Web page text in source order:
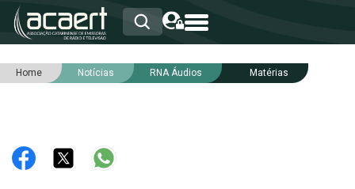
HOME
RNA
NOTÍCIAS
Home Notícias RNA Áudios Matérias